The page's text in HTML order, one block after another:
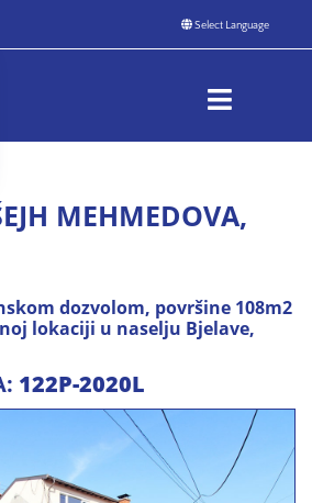
MEHMEDOVA,
dozvolom, površine 108m2
lokaciji u naselju Bjelave,
122P-2020L